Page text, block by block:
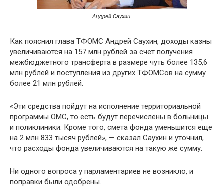
Андрей Саухин.
Как пояснил глава ТФОМС Андрей Саухин, доходы казны
увеличиваются на 157 млн рублей за счет получения
межбюджетного трансферта в размере чуть более 135,6
млн рублей и поступления из других ТФОМСов на сумму
более 21 млн рублей.
«Эти средства пойдут на исполнение территориальной
программы ОМС, то есть будут перечислены в больницы
и поликлиники. Кроме того, смета фонда уменьшится еще
на 2 млн 833 тысяч рублей», — сказал Саухин и уточнил,
что расходы фонда увеличиваются на такую же сумму.
Ни одного вопроса у парламентариев не возникло, и
поправки были одобрены.